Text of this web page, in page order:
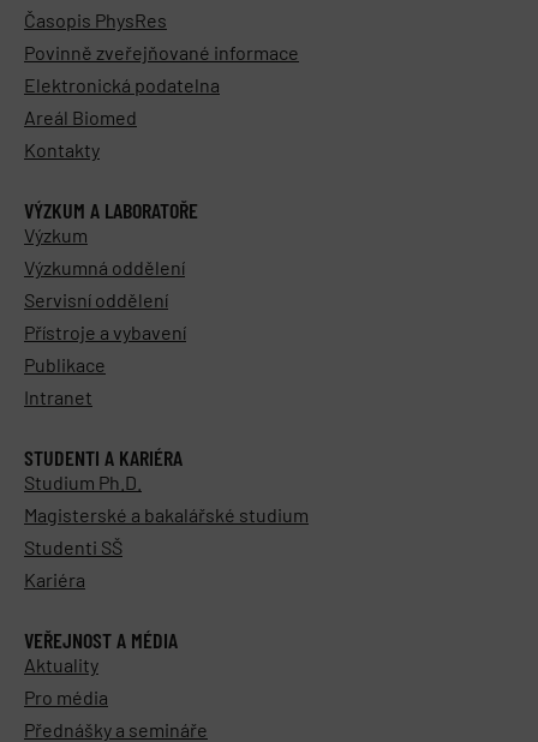
Časopis PhysRes
Povinně zveřejňované informace
Elektronická podatelna
Areál Biomed
Kontakty
VÝZKUM A LABORATOŘE
Výzkum
Výzkumná oddělení
Servisní oddělení
Přístroje a vybavení
Publikace
Intranet
STUDENTI A KARIÉRA
Studium Ph.D.
Magisterské a bakalářské studium
Studenti SŠ
Kariéra
VEŘEJNOST A MÉDIA
Aktuality
Pro média
Přednášky a semináře